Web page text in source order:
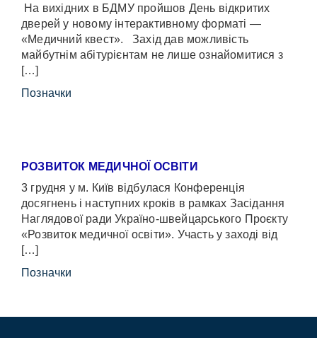
На вихідних в БДМУ пройшов День відкритих
дверей у новому інтерактивному форматі —
«Медичний квест». Захід дав можливість
майбутнім абітурієнтам не лише ознайомитися з
[…]
Позначки
РОЗВИТОК МЕДИЧНОЇ ОСВІТИ
3 грудня у м. Київ відбулася Конференція
досягнень і наступних кроків в рамках Засідання
Наглядової ради Україно-швейцарського Проєкту
«Розвиток медичної освіти». Участь у заході від
[…]
Позначки